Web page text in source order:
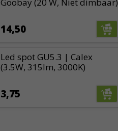
14,50
Led spot GU5.3 | Calex
(3.5W, 315lm, 3000K)
3,75